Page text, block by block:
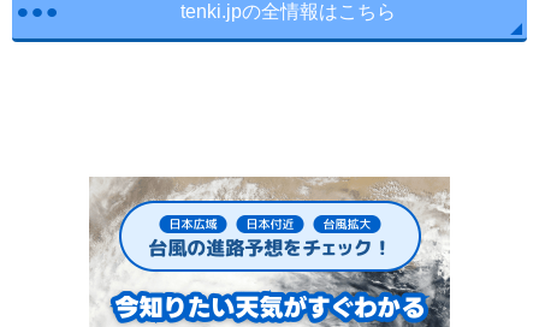
tenki.jpの全情報はこちら